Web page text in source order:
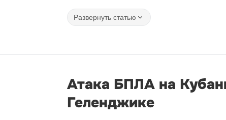
Развернуть статью
Атака БПЛА на
Геленджике